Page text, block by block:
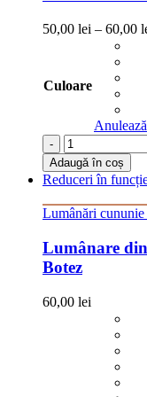
50,00 lei – 60,00
Culoare
Anulează
-
Adaugă în coș
Reduceri în
Lumânări cununie
Lumânare
Botez
60,00 lei